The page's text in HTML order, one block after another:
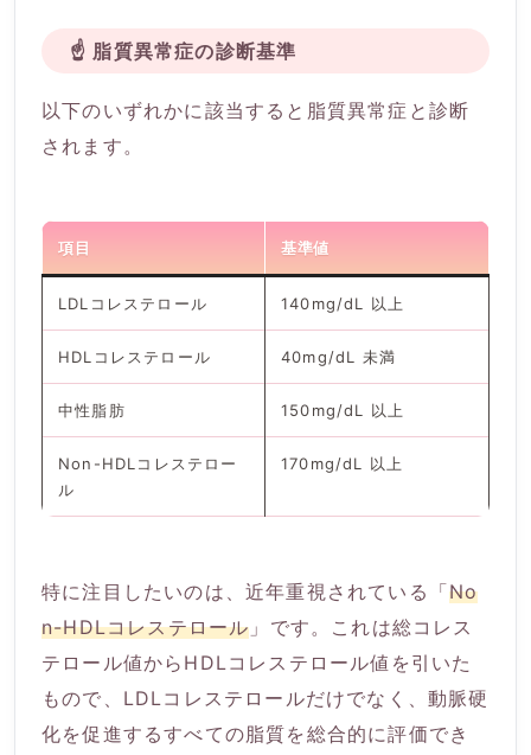
☝️ 脂質異常症の診断基準
以下のいずれかに該当すると脂質異常症と診断
されます。
項目 基準値
LDLコレステロール 140mg/dL 以上
HDLコレステロール 40mg/dL 未満
中性脂肪 150mg/dL 以上
Non-HDLコレステロー
ル
170mg/dL 以上
特に注目したいのは、近年重視されている「No
n-HDLコレステロール 」です。これは総コレス
テロール値からHDLコレステロール値を引いた
もので、LDLコレステロールだけでなく、動脈硬
化を促進するすべての脂質を総合的に評価でき